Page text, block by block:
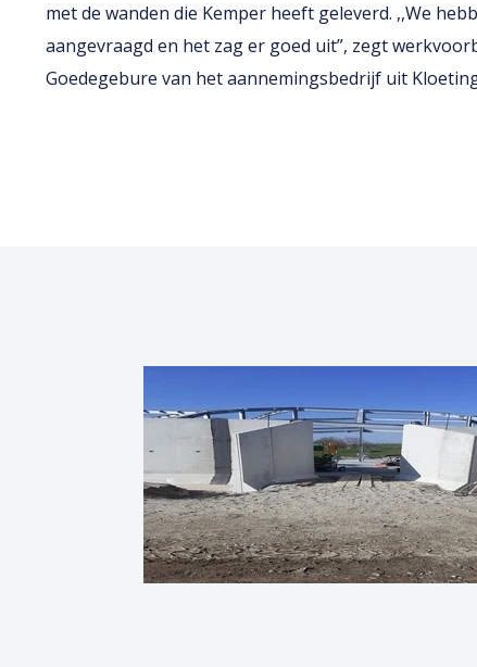
met de wanden die Kemper heeft geleverd. ,,We
aangevraagd en het zag er goed uit”, zegt
Goedegebure van het aannemingsbedrijf uit